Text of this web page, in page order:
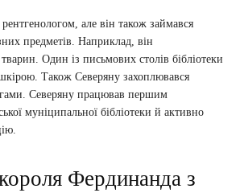
але він також займався
предметів. Наприклад, він
Один із письмових столів бібліотеки
Також Северяну захоплювався
Северяну працював першим
муніципальної бібліотеки й активно
Фердинанда з